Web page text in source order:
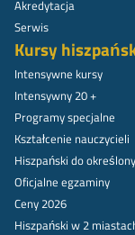
Akredytacja
Serwis
Kursy
Intensywne kursy
Intensywny 20 +
Programy specjalne
Kształcenie nauczycieli
Hiszpański do
Oficjalne egzaminy
Ceny 2026
Hiszpański w 2